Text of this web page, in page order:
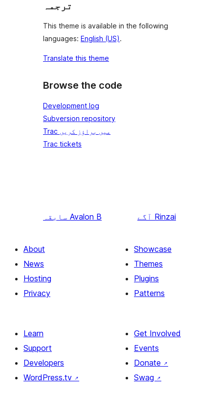
ترجمہ
This theme is available in the following
languages: English (US).
Translate this theme
Browse the code
Development log
Subversion repository
Trac میں براؤز کریں
Trac tickets
سابقہ Avalon B آگے Rinzai
About
News
Hosting
Privacy
Showcase
Themes
Plugins
Patterns
Learn
Support
Developers
WordPress.tv ↗
Get Involved
Events
Donate ↗
Swag ↗